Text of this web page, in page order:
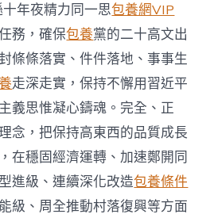
年夜精力同一思包養網VIP
務，確保包養黨的二十高文出
條條落實、件件落地、事事生
走深走實，保持不懈用習近平
義思惟凝心鑄魂。完全、正
念，把保持高東西的品質成長
在穩固經濟運轉、加速鄭開同
進級、連續深化改造包養條件
級、周全推動村落復興等方面